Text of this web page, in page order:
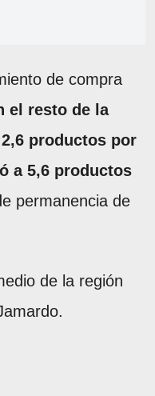
de compra
el resto de la
productos por
a 5,6 productos
permanencia de
de la región